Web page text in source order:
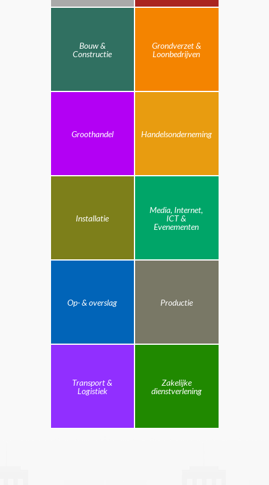
Bouw &
Constructie
Grondverzet &
Loonbedrijven
Groothandel Handelsonderneming
Installatie
Media, Internet,
ICT &
Evenementen
Op- & overslag Productie
Transport &
Logistiek
Zakelijke
dienstverlening